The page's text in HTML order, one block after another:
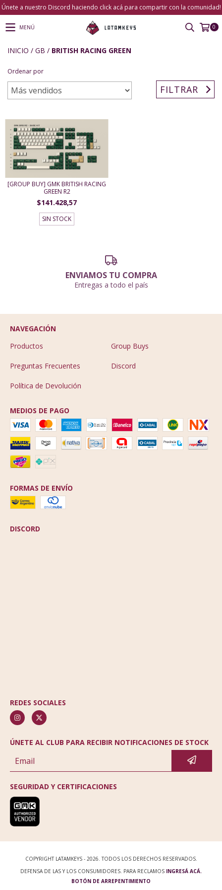
Únete a nuestro Discord haciendo click acá para compartir con la comunidad!
MENÚ 0
INICIO / GB / BRITISH RACING GREEN
Ordenar por
FILTRAR
[GROUP BUY] GMK BRITISH RACING
GREEN R2
$141.428,57
SIN STOCK
ENVIAMOS TU COMPRA
Entregas a todo el país
NAVEGACIÓN
Productos
Group Buys
Preguntas Frecuentes Discord
Política de Devolución
MEDIOS DE PAGO
FORMAS DE ENVÍO
DISCORD
REDES SOCIALES
ÚNETE AL CLUB PARA RECIBIR NOTIFICACIONES DE STOCK
SEGURIDAD Y CERTIFICACIONES
COPYRIGHT LATAMKEYS - 2026. TODOS LOS DERECHOS RESERVADOS.
DEFENSA DE LAS Y LOS CONSUMIDORES. PARA RECLAMOS INGRESÁ ACÁ.
BOTÓN DE ARREPENTIMIENTO